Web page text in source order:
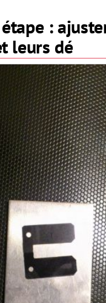
:
leurs dé